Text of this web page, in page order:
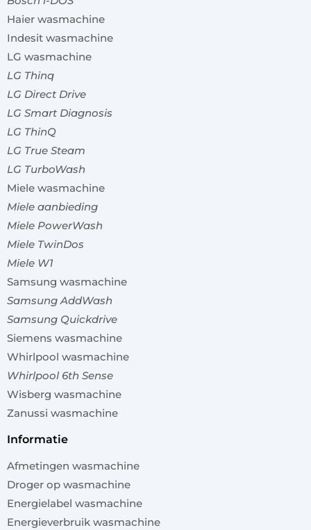
Haier wasmachine
Indesit wasmachine
LG wasmachine
LG Thinq
LG Direct Drive
LG Smart Diagnosis
LG ThinQ
LG True Steam
LG TurboWash
Miele wasmachine
Miele aanbieding
Miele PowerWash
Miele TwinDos
Miele W1
Samsung wasmachine
Samsung AddWash
Samsung Quickdrive
Siemens wasmachine
Whirlpool wasmachine
Whirlpool 6th Sense
Wisberg wasmachine
Zanussi wasmachine
informatie
Afmetingen wasmachine
Droger op wasmachine
Energielabel wasmachine
Energieverbruik wasmachine